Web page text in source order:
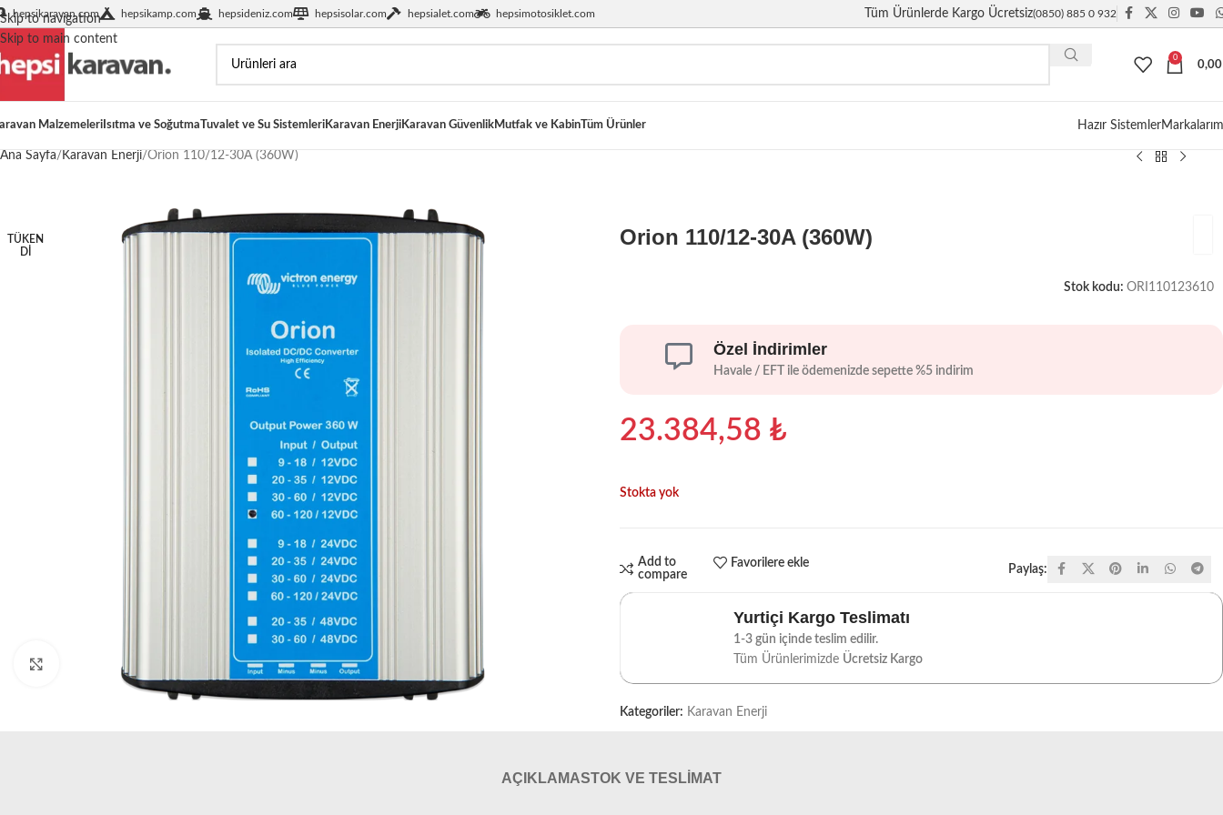
Skip to navigation
Skip to main content
hepsikaravan.com hepsikamp.com hepsideniz.com hepsisolar.com hepsialet.com hepsimotosiklet.com Tüm Ürünlerde Kargo Ücretsiz(0850) 885 0 932
0
Malzemeleri Isıtma ve SoğutmaTuvalet ve Su SistemleriKaravan EnerjiKaravan GüvenlikMutfak ve KabinTüm Ürünler Hazır Sistemler
Ana Sayfa Karavan Enerji Orion 110/12-30A (360W)
TÜKEN
DI
Büyütmek için tıklayın
Orion 110/12-30A (360W)
Stok kodu: ORI110123610
Özel İndirimler
Havale / EFT ile ödemenizde sepette %5 indirim
23.384,58 ₺
Stokta yok
Add to
compare
Favorilere ekle
Paylaş:
Yurtiçi Kargo Teslimatı
1-3 gün içinde teslim edilir.
Tüm Ürünlerimizde Ücretsiz Kargo
Kategoriler: Karavan Enerji
AÇIKLAMASTOK VE TESLIMAT